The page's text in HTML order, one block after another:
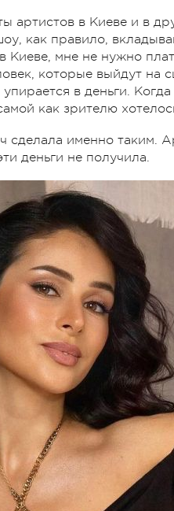
артистов в Киеве и в
как правило,
мне не нужно
которые выйдут на
в деньги.
как зрителю
сделала именно таким.
деньги не получила.